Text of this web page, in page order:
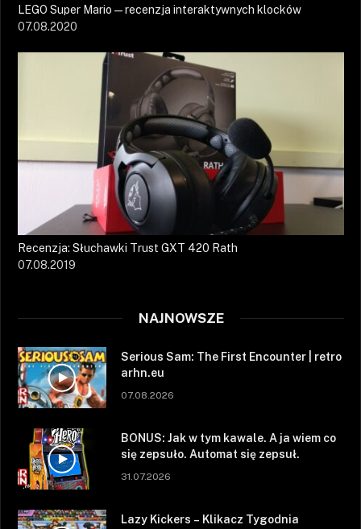
LEGO Super Mario — recenzja interaktywnych klocków
07.08.2020
Recenzja: Słuchawki Trust GXT 420 Rath
07.08.2019
NAJNOWSZE
Serious Sam: The First Encounter | retro
arhn.eu
07.08.2026
BONUS: Jak w tym kawale. A ja wiem co
się zepsuło. Automat się zepsuł.
31.07.2026
Lazy Kickers – Klikacz Tygodnia